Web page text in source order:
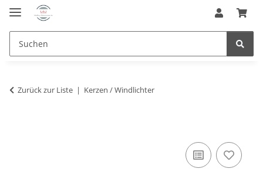
Zurück zur Liste Kerzen / Windlichter